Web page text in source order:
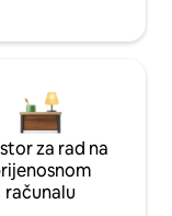
za rad na
računalu